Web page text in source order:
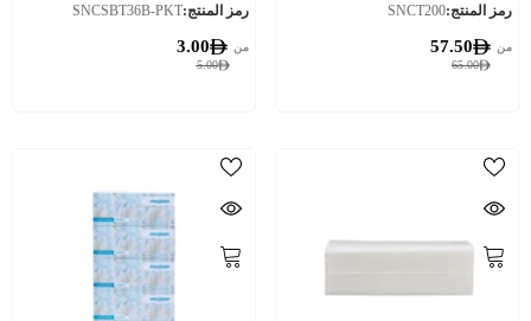
رمز المنتج:SNCT200
65.00
من 57.50
رمز المنتج:SNCSBT36B-PKT
5.00
من 3.00